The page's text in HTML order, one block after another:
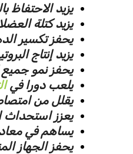
يزيد الاحتفاظ
يزيد كتلة
يحفز تكسير
يزيد إنتاج
يحفز نمو جميع
يلعب دورا في
يقلل من
يعزز استحداث
يساهم في
يحفز الجهاز